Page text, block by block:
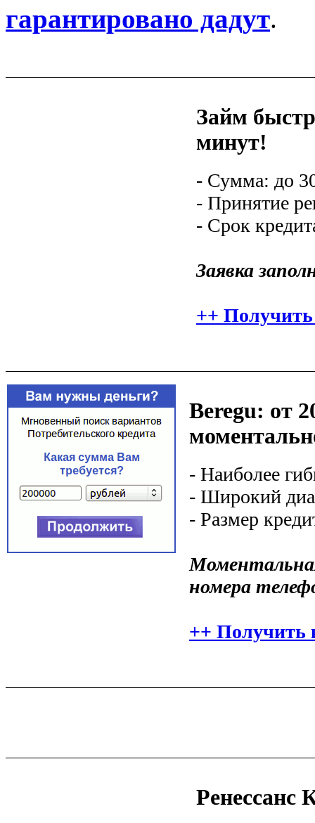
гарантировано дадут.
Займ
минут!
- Сумма: до
- Принятие
- Срок
Заявка
++
Beregu: от
- Наиболее
- Широкий
- Размер
номера
++ Получить
Ренессанс